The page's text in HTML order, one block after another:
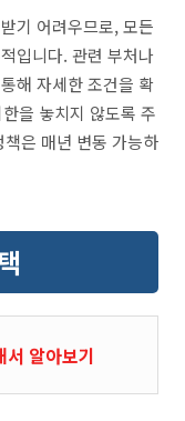
기 어려우므로, 모든
입니다. 관련 부처나
해 자세한 조건을 확
을 놓치지 않도록 주
은 매년 변동 가능하
알아보기